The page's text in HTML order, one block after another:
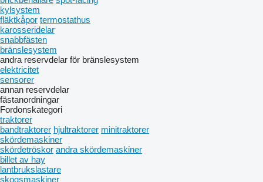
kylsystem
fläktkåpor termostathus
karosseridelar
snabbfästen
bränslesystem
andra reservdelar för bränslesystem
elektricitet
sensorer
annan reservdelar
fästanordningar
Fordonskategori
traktorer
bandtraktorer hjultraktorer minitraktorer
skördemaskiner
skördetröskor andra skördemaskiner
billet av hay
lantbrukslastare
skogsmaskiner